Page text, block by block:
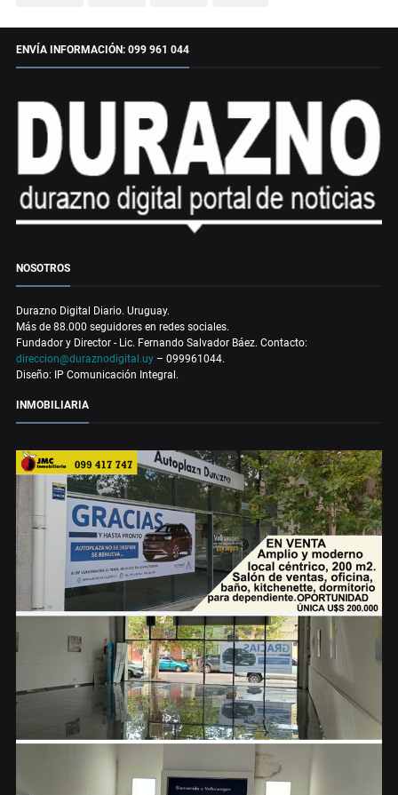
ENVÍA INFORMACIÓN: 099 961 044
NOSOTROS
Durazno Digital Diario. Uruguay.
Más de 88.000 seguidores en redes sociales.
Fundador y Director - Lic. Fernando Salvador Báez. Contacto:
direccion@duraznodigital.uy – 099961044.
Diseño: IP Comunicación Integral.
INMOBILIARIA